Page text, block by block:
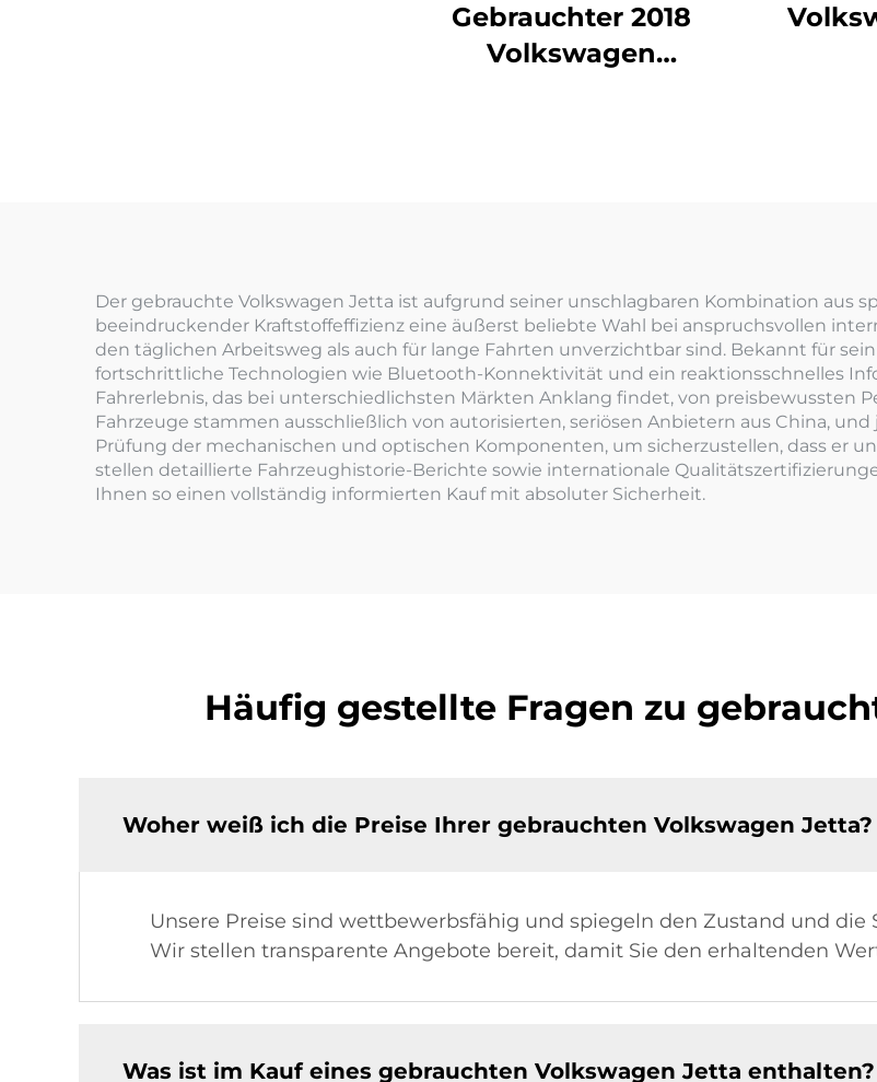
Gebrauchter 2018
Volkswagen
Der gebrauchte Volkswagen Jetta ist aufgrund seiner unschlagbaren Kombination aus
beeindruckender Kraftstoffeffizienz eine äußerst beliebte Wahl bei anspruchsvollen
den täglichen Arbeitsweg als auch für lange Fahrten unverzichtbar sind. Bekannt für
fortschrittliche Technologien wie Bluetooth-Konnektivität und ein reaktionsschnelles
Fahrerlebnis, das bei unterschiedlichsten Märkten Anklang findet, von preisbewussten
Fahrzeuge stammen ausschließlich von autorisierten, seriösen Anbietern aus China,
Prüfung der mechanischen und optischen Komponenten, um sicherzustellen, dass er
stellen detaillierte Fahrzeughistorie-Berichte sowie internationale
Ihnen so einen vollständig informierten Kauf mit absoluter Sicherheit.
Häufig gestellte Fragen zu
Woher weiß ich die Preise Ihrer gebrauchten Volkswagen Jetta?
Unsere Preise sind wettbewerbsfähig und spiegeln den Zustand und die
Wir stellen transparente Angebote bereit, damit Sie den erhaltenden
Was ist im Kauf eines gebrauchten Volkswagen Jetta enthalten?